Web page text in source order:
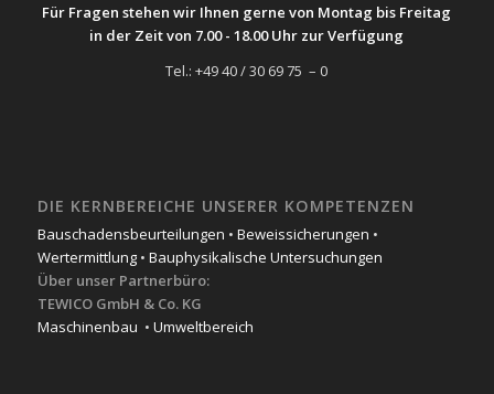
Für Fragen stehen wir Ihnen gerne von Montag bis Freitag
in der Zeit von 7.00 - 18.00 Uhr zur Verfügung
Tel.: +49 40 / 30 69 75 – 0
DIE KERNBEREICHE UNSERER KOMPETENZEN
Bauschadensbeurteilungen • Beweissicherungen •
Wertermittlung• Bauphysikalische Untersuchungen
Über unser Partnerbüro:
TEWICO GmbH & Co. KG
Maschinenbau • Umweltbereich